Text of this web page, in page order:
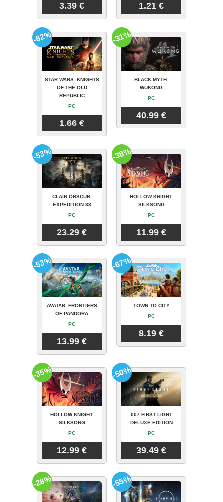
3.39 € 1.21 €
STAR WARS: KNIGHTS
OF THE OLD
REPUBLIC
PC
1.66 €
-82%
BLACK MYTH:
WUKONG
PC
40.99 €
-31%
CLAIR OBSCUR:
EXPEDITION 33
PC
23.29 €
-53%
HOLLOW KNIGHT:
SILKSONG
PC
11.99 €
-38%
AVATAR: FRONTIERS
OF PANDORA
PC
13.99 €
-53%
TOWN TO CITY
PC
8.19 €
-67%
HOLLOW KNIGHT:
SILKSONG
PC
12.99 €
-35%
007 FIRST LIGHT
DELUXE EDITION
PC
39.49 €
-50%
-28% -55%